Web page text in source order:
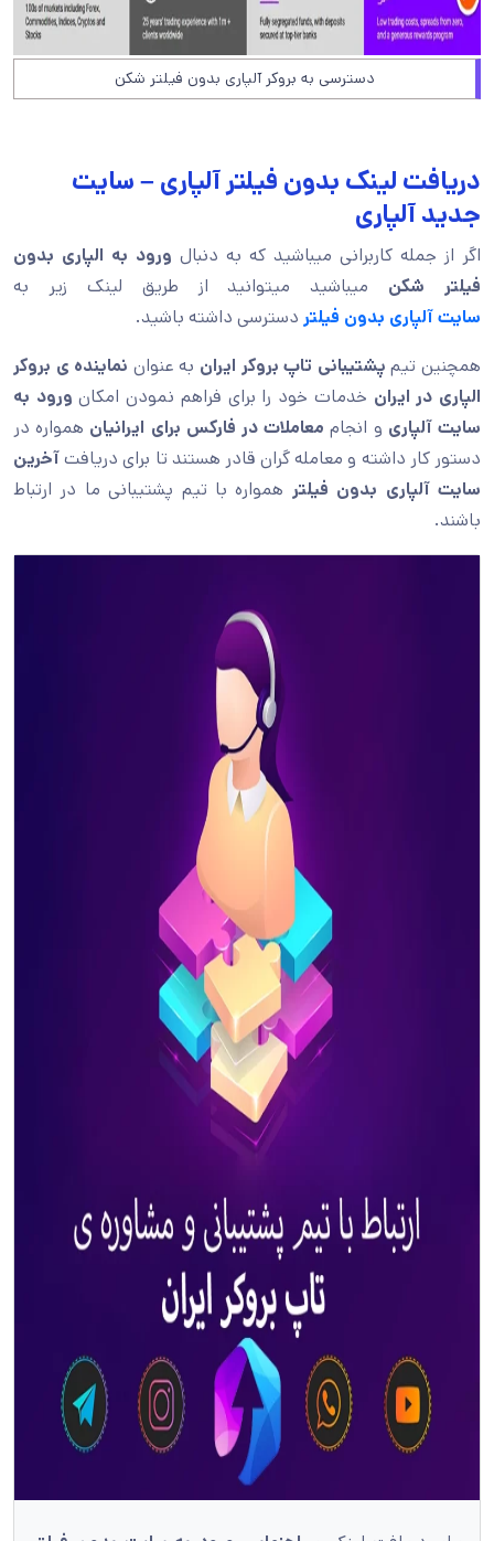
دسترسی به بروکر آلپاری بدون فیلتر شکن
دریافت لینک بدون فیلتر آلپاری – سایت
جدید آلپاری
اگر از جمله کاربرانی میباشید که به دنبال ورود به الپاری بدون
فیلتر شکن میباشید میتوانید از طریق لینک زیر به
سایتآلپاری بدون فیلتر دسترسی داشته باشید.
همچنین تیمپشتیبانی تاپ بروکر ایران به عنوان نماینده ی بروکر
الپاری در ایران خدمات خود را برای فراهم نمودن امکان ورود به
سایت آلپاری و انجام معاملات در فارکس برای ایرانیان همواره در
دستور کار داشته و معامله گران قادر هستند تا برای دریافتآخرین
سایت آلپاری بدون فیلتر همواره با تیم پشتیبانی ما در ارتباط
باشند.